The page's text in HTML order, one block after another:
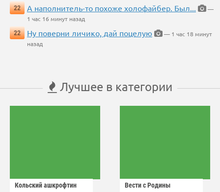
22
А наполнитель-то похоже холофайбер. Был...
—
1 час 16 минут назад
22
Ну поверни личико, дай поцелую
— 1 час 18 минут
назад
Лучшее в категории
Кольский ашкрофтин Вести с Родины